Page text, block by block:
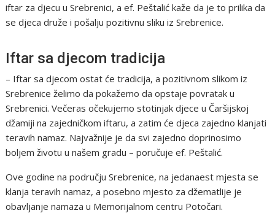
iftar za djecu u Srebrenici, a ef. Peštalić kaže da je to prilika da
se djeca druže i pošalju pozitivnu sliku iz Srebrenice.
Iftar sa djecom tradicija
– Iftar sa djecom ostat će tradicija, a pozitivnom slikom iz
Srebrenice želimo da pokažemo da opstaje povratak u
Srebrenici. Večeras očekujemo stotinjak djece u Čaršijskoj
džamiji na zajedničkom iftaru, a zatim će djeca zajedno klanjati
teravih namaz. Najvažnije je da svi zajedno doprinosimo
boljem životu u našem gradu – poručuje ef. Peštalić.
Ove godine na području Srebrenice, na jedanaest mjesta se
klanja teravih namaz, a posebno mjesto za džematlije je
obavljanje namaza u Memorijalnom centru Potočari.